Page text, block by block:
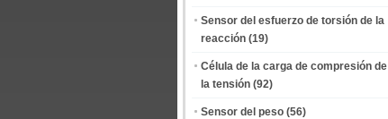
Sensor del esfuerzo de torsión de la
reacción (19)
Célula de la carga de compresión de
la tensión (92)
Sensor del peso (56)